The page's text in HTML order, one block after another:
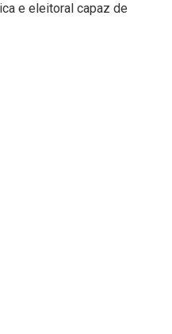
e eleitoral capaz de